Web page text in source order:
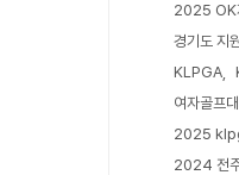
2025 OK
경기도 지
KLPGA
여자골프대
2025
2024 전